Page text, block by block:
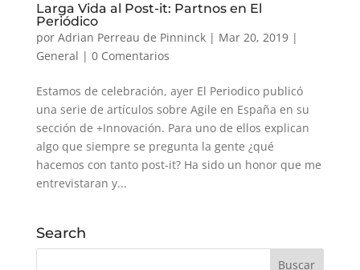
Larga Vida al Post-it: Partnos en El
Periódico
por Adrian Perreau de Pinninck| Mar 20, 2019|
General | 0 Comentarios
Estamos de celebración, ayer El Periodico publicó
una serie de artículos sobre Agile en España en su
sección de +Innovación. Para uno de ellos explican
algo que siempre se pregunta la gente ¿qué
hacemos con tanto post-it? Ha sido un honor que me
entrevistaran y...
Search